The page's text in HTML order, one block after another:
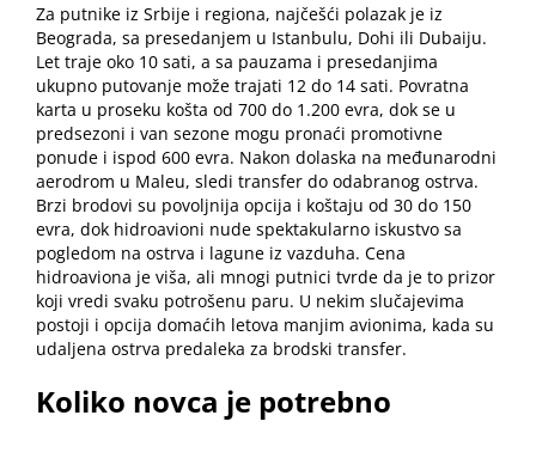
Za putnike iz Srbije i regiona, najčešći polazak je iz
Beograda, sa presedanjem u Istanbulu, Dohi ili Dubaiju.
Let traje oko 10 sati, a sa pauzama i presedanjima
ukupno putovanje može trajati 12 do 14 sati. Povratna
karta u proseku košta od 700 do 1.200 evra, dok se u
predsezoni i van sezone mogu pronaći promotivne
ponude i ispod 600 evra. Nakon dolaska na međunarodni
aerodrom u Maleu, sledi transfer do odabranog ostrva.
Brzi brodovi su povoljnija opcija i koštaju od 30 do 150
evra, dok hidroavioni nude spektakularno iskustvo sa
pogledom na ostrva i lagune iz vazduha. Cena
hidroaviona je viša, ali mnogi putnici tvrde da je to prizor
koji vredi svaku potrošenu paru. U nekim slučajevima
postoji i opcija domaćih letova manjim avionima, kada su
udaljena ostrva predaleka za brodski transfer.
Koliko novca je potrebno